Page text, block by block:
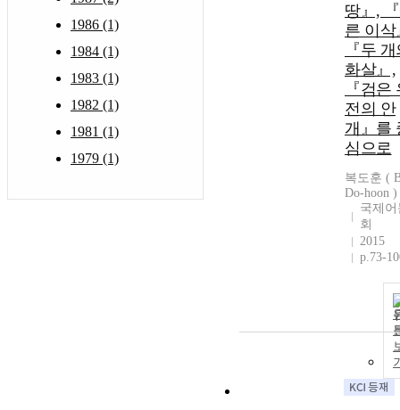
1986 (1)
1984 (1)
1983 (1)
1982 (1)
1981 (1)
1979 (1)
땅』,
른 이삭
『두
화살』,
『검은
전의 안
개』를
심으로
복도훈 (
Do-hoon )
국제
회
2015
p.73-